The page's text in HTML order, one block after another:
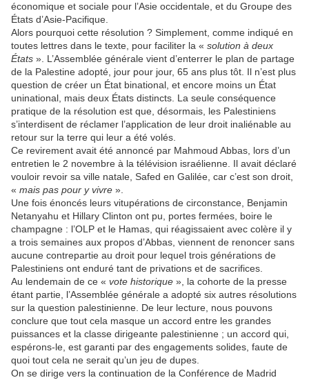
économique et sociale pour l’Asie occidentale, et du Groupe des
États d’Asie-Pacifique.
Alors pourquoi cette résolution ? Simplement, comme indiqué en
toutes lettres dans le texte, pour faciliter la « solution à deux
États ». L’Assemblée générale vient d’enterrer le plan de partage
de la Palestine adopté, jour pour jour, 65 ans plus tôt. Il n’est plus
question de créer un État binational, et encore moins un État
uninational, mais deux États distincts. La seule conséquence
pratique de la résolution est que, désormais, les Palestiniens
s’interdisent de réclamer l’application de leur droit inaliénable au
retour sur la terre qui leur a été volés.
Ce revirement avait été annoncé par Mahmoud Abbas, lors d’un
entretien le 2 novembre à la télévision israélienne. Il avait déclaré
vouloir revoir sa ville natale, Safed en Galilée, car c’est son droit,
« mais pas pour y vivre ».
Une fois énoncés leurs vitupérations de circonstance, Benjamin
Netanyahu et Hillary Clinton ont pu, portes fermées, boire le
champagne : l’OLP et le Hamas, qui réagissaient avec colère il y
a trois semaines aux propos d’Abbas, viennent de renoncer sans
aucune contrepartie au droit pour lequel trois générations de
Palestiniens ont enduré tant de privations et de sacrifices.
Au lendemain de ce « vote historique », la cohorte de la presse
étant partie, l’Assemblée générale a adopté six autres résolutions
sur la question palestinienne. De leur lecture, nous pouvons
conclure que tout cela masque un accord entre les grandes
puissances et la classe dirigeante palestinienne ; un accord qui,
espérons-le, est garanti par des engagements solides, faute de
quoi tout cela ne serait qu’un jeu de dupes.
On se dirige vers la continuation de la Conférence de Madrid